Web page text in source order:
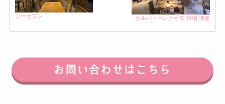
ジーセブン サルバトーレクオモ 市場 博多